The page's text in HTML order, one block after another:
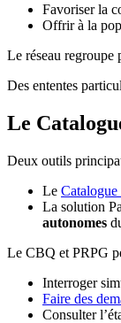
Favoriser la
Offrir à la
Le réseau regroupe
Des ententes
Le
Deux outils
Le
La solution
autonomes
Le CBQ et PRPG
Interroger
Faire des
Consulter